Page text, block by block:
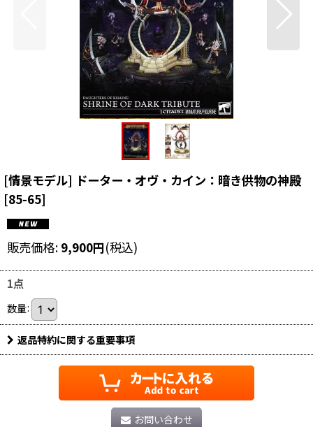
[情景モデル] ドーター・オヴ・カイン：暗き供物の神殿
[85-65]
販売価格: 9,900円(税込)
1点
数量:
返品特約に関する重要事項
お問い合わせ